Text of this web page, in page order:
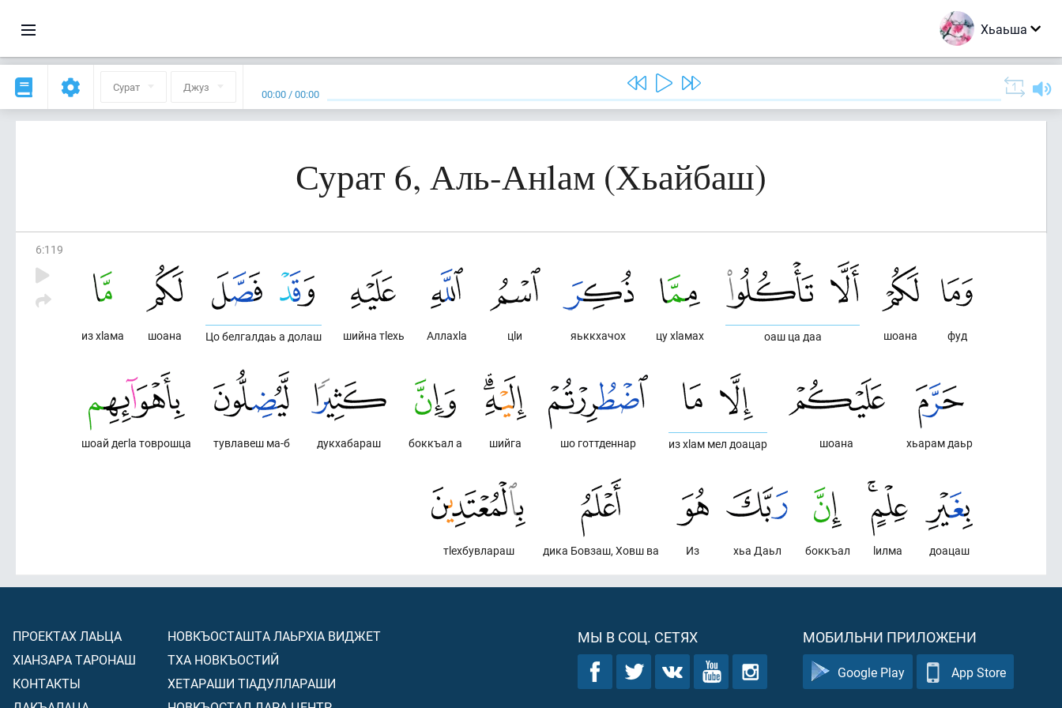
Хьаьша
Сурат Джуз 00:00 /00:00
Сурат 6, Аль-Анlам (Хьайбаш)
6:119
фуд
шоана
оаш ца даа
цу хlамах
яьккхачох
цlи
Аллахlа
шийна тlехь
Цо белгалдаь а долаш
шоана
из хlама
хьарам даьр
шоана
из хlам мел доацар
шо готтденнар
шийга
боккъал а
дукхабараш
тувлавеш ма-б
шоай дегlа товрошца
доацаш
lилма
боккъал
хьа Даьл
Из
дика Бовзаш, Ховш ва
тlехбувлараш
ПРОЕКТАХ ЛАЬЦА
ХIАНЗАРА ТАРОНАШ
КОНТАКТЫ
НОВКЪОСТАШТА ЛАЬРХIА ВИДЖЕТ
ТХА НОВКЪОСТИЙ
ХЕТАРАШИ ТIАДУЛЛАРАШИ
МЫ В СОЦ. СЕТЯХ МОБИЛЬНИ ПРИЛОЖЕНИ
Google Play App Store